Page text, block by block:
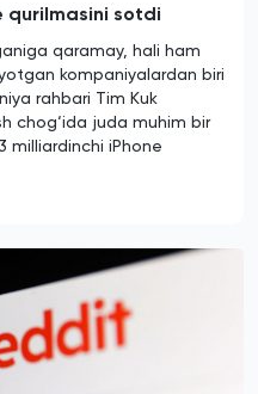
qurilmasini sotdi
qaramay, hali ham
kompaniyalardan biri
rahbari Tim Kuk
chog‘ida juda muhim bir
milliardinchi iPhone